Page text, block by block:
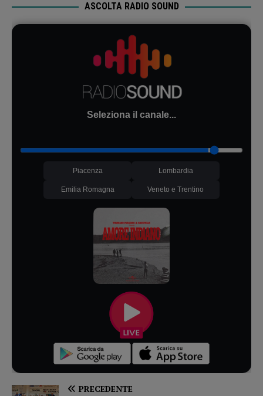
ASCOLTA RADIO SOUND
Seleziona il canale...
Piacenza Lombardia
Emilia Romagna Veneto e Trentino
PRECEDENTE